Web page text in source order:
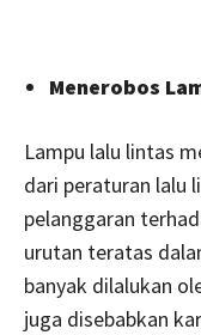
Menerobos
Lampu lalu lintas
dari peraturan lalu
pelanggaran
urutan teratas
banyak dilalukan
juga disebabkan